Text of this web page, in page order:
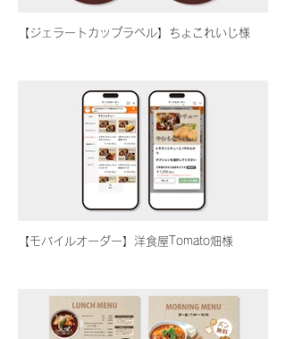
【ジェラートカップラベル】ちょこれいじ様
【モバイルオーダー】洋食屋Tomato畑様